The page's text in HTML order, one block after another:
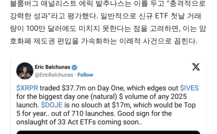
블룸버그 애널리스트 에릭 발추나스는 이를 두고 “충격적으로
강력한 성과”라고 평가했다. 일반적으로 신규 ETF 첫날 거래
량이 100만 달러에도 미치지 못한다는 점을 고려하면, 이는 암
호화폐 제도권 편입을 가속화하는 이례적 사건으로 꼽힌다.